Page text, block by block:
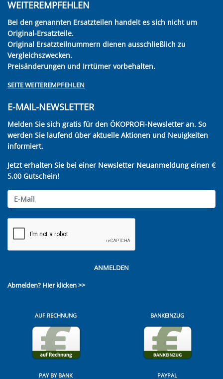
WEITEREMPFEHLEN
Bei den genannten Ersatzteilen handelt es sich nicht um
Original-Ersatzteile.
Original Ersatzteilnummern dienen ausschließlich zu
Vergleichszwecken.
Preisänderungen und Irrtümer vorbehalten.
SEITE WEITEREMPFEHLEN
E-MAIL-NEWSLETTER
Melden Sie sich gratis für den ÖKOPROFI-Newsletter an. So
werden Sie laufend über aktuelle Aktionen und Neuigkeiten
informiert.
Jetzt erhalten Sie bei einer Newsletter Neuanmeldung einen €
5,00 Gutschein!
ANMELDEN
Abmelden? Hier klicken >>
AUF RECHNUNG BANKEINZUG
PAY BY BANK PAYPAL